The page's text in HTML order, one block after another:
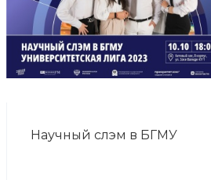
Научный слэм в БГМУ